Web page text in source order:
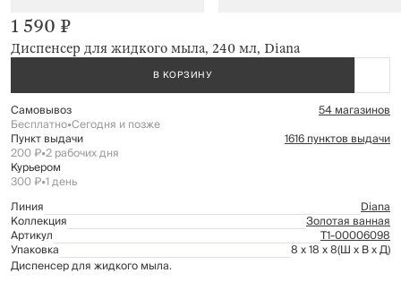
Диспенсер для жидкого мыла, 240 мл, Diana
1 590 ₽
В КОРЗИНУ
Самовывоз 54 магазинов
Бесплатно•Сегодня и позже
Пункт выдачи 1616 пунктов выдачи
200 ₽•2 рабочих дня
Курьером
300 ₽•1 день
Линия
Diana
Коллекция Золотая ванная
Артикул Т1-00006098
Упаковка 8 x 18 x 8(Ш x В x Д)
Диспенсер для жидкого мыла.